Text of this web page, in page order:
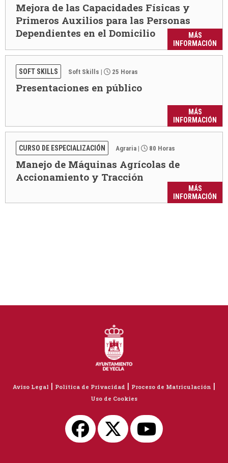
Mejora de las Capacidades Físicas y
Primeros Auxilios para las Personas
Dependientes en el Domicilio
MÁS
INFORMACIÓN
SOFT SKILLS Soft Skills | 25 Horas
Presentaciones en público
MÁS
INFORMACIÓN
CURSO DE ESPECIALIZACIÓN Agraria | 80 Horas
Manejo de Máquinas Agrícolas de
Accionamiento y Tracción
MÁS
INFORMACIÓN
Aviso Legal | Política de Privacidad | Proceso de Matriculación |
Uso de Cookies